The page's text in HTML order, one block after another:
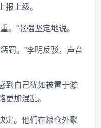
报上级。
。”张强坚定地说。
罚。”李明反驳，声音
到自己犹如被置于漩
更加混乱。
定。他们在粮仓外聚